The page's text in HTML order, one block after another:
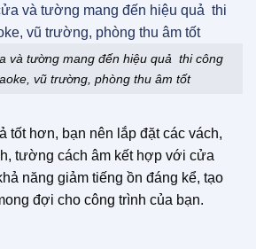
và tường mang đến hiệu quả thi công
vũ trường, phòng thu âm tốt
tốt hơn, bạn nên lắp đặt các vách,
tường cách âm kết hợp với cửa
năng giảm tiếng ồn đáng kể, tạo
đợi cho công trình của bạn.